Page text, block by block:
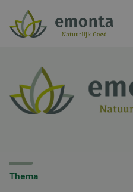
Ga naar de inhoud
Thema